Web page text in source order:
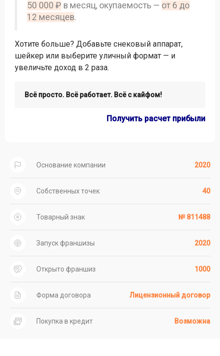
50 000 ₽ в месяц, окупаемость — от 6 до
12 месяцев.
Хотите больше? Добавьте снековый аппарат,
шейкер или выберите уличный формат — и
увеличьте доход в 2 раза.
Всё просто. Всё работает. Всё с кайфом!
Получить расчет прибыли
Основание компании 2020
Собственных точек 40
Товарный знак № 811488
Запуск франшизы 2020
Открыто франшиз 1000
Форма договора Лицензионный договор
Покупка в кредит Возможна